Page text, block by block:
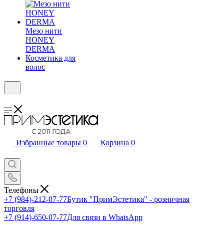
Мезо нити
HONEY
DERMA
Косметика для
волос
Избранные товары 0 Корзина 0
Телефоны
+7 (984)-212-07-77Бутик "ПримЭстетика" - розничная
торговля
+7 (914)-650-07-77Для связи в WhatsApp